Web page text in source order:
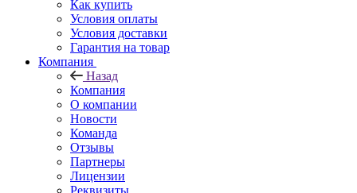
Как купить
Условия оплаты
Условия доставки
Гарантия на товар
Компания
Назад
Компания
О компании
Новости
Команда
Отзывы
Партнеры
Лицензии
Реквизиты